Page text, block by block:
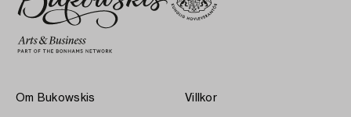
Om Bukowskis Villkor